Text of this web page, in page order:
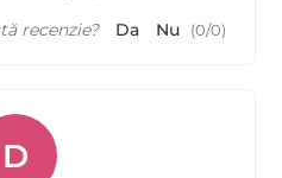
recenzie? Da Nu (0/0)
D